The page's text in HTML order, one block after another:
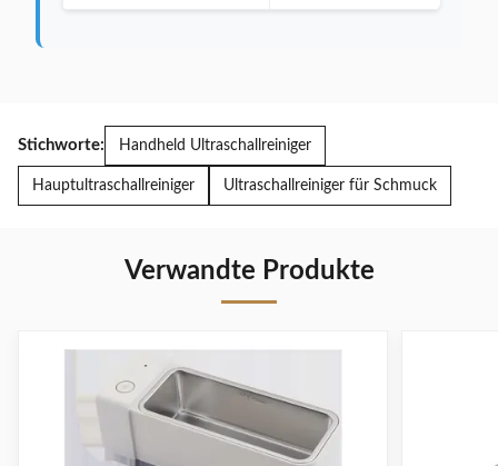
Stichworte: Handheld Ultraschallreiniger
Hauptultraschallreiniger Ultraschallreiniger für Schmuck
Verwandte Produkte